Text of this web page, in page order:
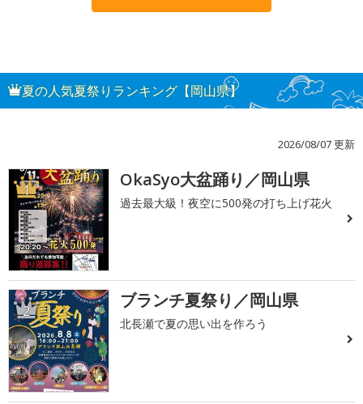
夏の人気夏祭りランキング【岡山県】
2026/08/07 更新
1 OkaSyo大盆踊り／岡山県
過去最大級！夜空に500発の打ち上げ花火
2 ブランチ夏祭り／岡山県
北長瀬で夏の思い出を作ろう